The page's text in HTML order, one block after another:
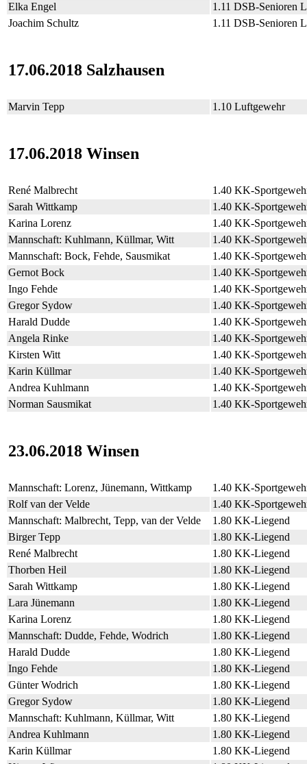
Elka Engel
1.11 DSB-Senioren
Joachim Schultz
1.11 DSB-Senioren
17.06.2018 Salzhausen
Marvin Tepp 1.10 Luftgewehr
17.06.2018 Winsen
René Malbrecht
1.40 KK-
Sarah Wittkamp
1.40 KK-
Karina Lorenz
1.40 KK-
Mannschaft: Kuhlmann, Küllmar, Witt
1.40 KK-
Mannschaft: Bock, Fehde, Sausmikat
1.40 KK-
Gernot Bock
1.40 KK-
Ingo Fehde
1.40 KK-
Gregor Sydow
1.40 KK-
Harald Dudde
1.40 KK-
Angela Rinke
1.40 KK-
Kirsten Witt
1.40 KK-
Karin Küllmar
1.40 KK-
Andrea Kuhlmann
1.40 KK-
Norman Sausmikat
1.40 KK-
23.06.2018 Winsen
Mannschaft: Lorenz, Jünemann, Wittkamp
1.40 KK-
Rolf van der Velde
1.40 KK-
Mannschaft: Malbrecht, Tepp, van der Velde
1.80 KK-Liegend
Birger Tepp
1.80 KK-Liegend
René Malbrecht
1.80 KK-Liegend
Thorben Heil
1.80 KK-Liegend
Sarah Wittkamp
1.80 KK-Liegend
Lara Jünemann
1.80 KK-Liegend
Karina Lorenz
1.80 KK-Liegend
Mannschaft: Dudde, Fehde, Wodrich
1.80 KK-Liegend
Harald Dudde
1.80 KK-Liegend
Ingo Fehde
1.80 KK-Liegend
Günter Wodrich
1.80 KK-Liegend
Gregor Sydow
1.80 KK-Liegend
Mannschaft: Kuhlmann, Küllmar, Witt
1.80 KK-Liegend
Andrea Kuhlmann
1.80 KK-Liegend
Karin Küllmar
1.80 KK-Liegend